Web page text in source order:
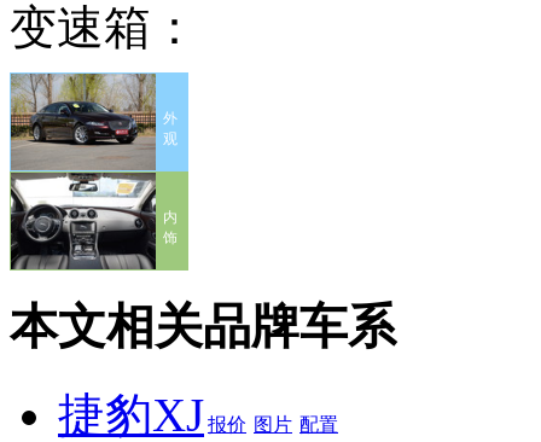
变速箱：
外
观
内
饰
本文相关品牌车系
捷豹XJ报价 图片 配置